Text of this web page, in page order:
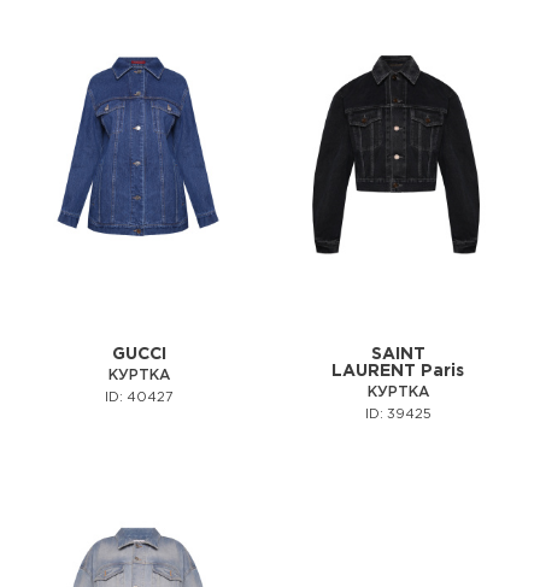
GUCCI
КУРТКА
ID: 40427
SAINT
LAURENT Paris
КУРТКА
ID: 39425